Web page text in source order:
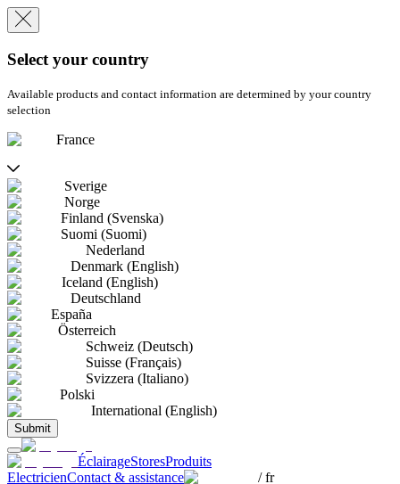
Select your country
Available products and contact information are determined by your country
selection
France
Sverige
Norge
Finland (Svenska)
Suomi (Suomi)
Nederland
Denmark (English)
Iceland (English)
Deutschland
España
Österreich
Schweiz (Deutsch)
Suisse (Français)
Svizzera (Italiano)
Polski
International (English)
Submit
ÉclairageStoresProduits
ElectricienContact & assistance /fr